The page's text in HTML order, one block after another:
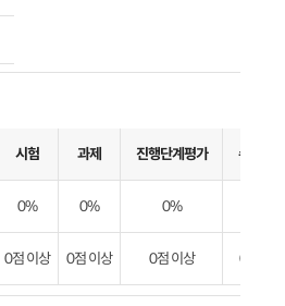
시험 과제 진행단계평가 수료기준
0% 0% 0%
0점 이상 0점 이상 0점 이상 0점 이상